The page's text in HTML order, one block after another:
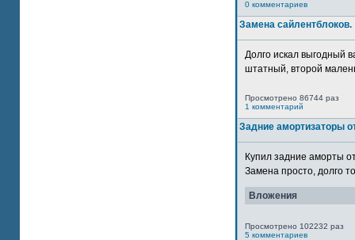
0 комментариев
Замена сайлентблоков.
Долго искал выгодный
штатный, второй
Просмотрено 86744 раз
1 комментарий
Задние амортизаторы
Купил задние аморты
Замена просто, долго
Вложения
Просмотрено 102232 раз
5 комментариев